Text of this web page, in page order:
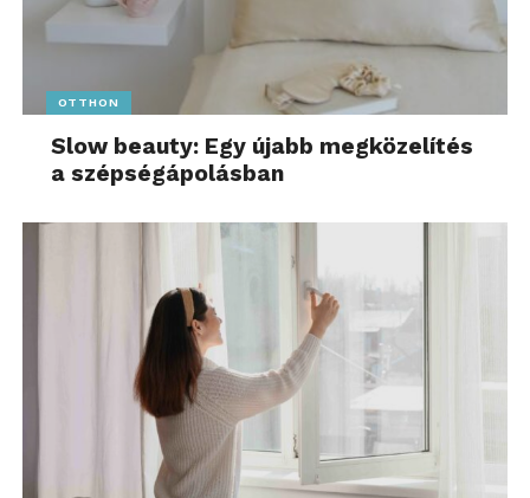
OTTHON
Slow beauty: Egy újabb megközelítés
a szépségápolásban